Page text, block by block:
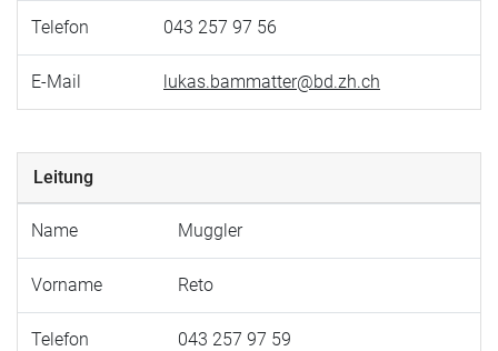
Telefon 043 257 97 56
E-Mail lukas.bammatter@bd.zh.ch
Leitung
Name Muggler
Vorname Reto
Telefon 043 257 97 59